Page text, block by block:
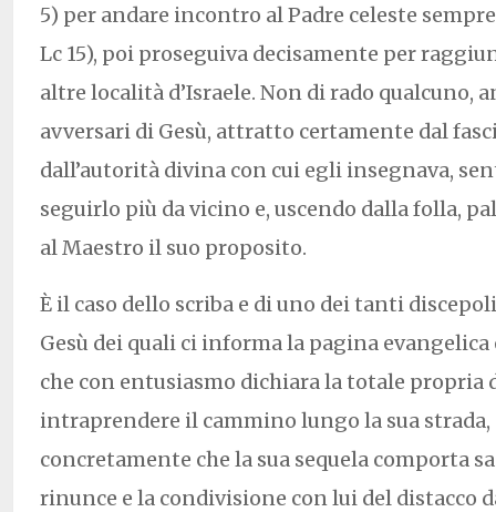
5) per andare incontro al Padre celeste
Lc 15), poi proseguiva decisamente per
altre località d’Israele. Non di rado qualcuno,
avversari di Gesù, attratto certamente dal
dall’autorità divina con cui egli insegnava,
seguirlo più da vicino e, uscendo dalla folla,
al Maestro il suo proposito.
È il caso dello scriba e di uno dei tanti
Gesù dei quali ci informa la pagina
che con entusiasmo dichiara la totale propria
intraprendere il cammino lungo la sua strada,
concretamente che la sua sequela comporta
rinunce e la condivisione con lui del distacco